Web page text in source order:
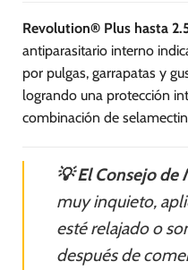
Revolution® Plus hasta
antiparasitario interno
por pulgas, garrapatas y
logrando una protección
combinación de
💡 El Consejo de
muy inquieto,
esté relajado o
después de